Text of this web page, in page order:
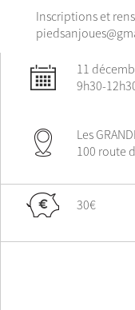
Inscriptions et
11
9h30-
Les
100 route
30€